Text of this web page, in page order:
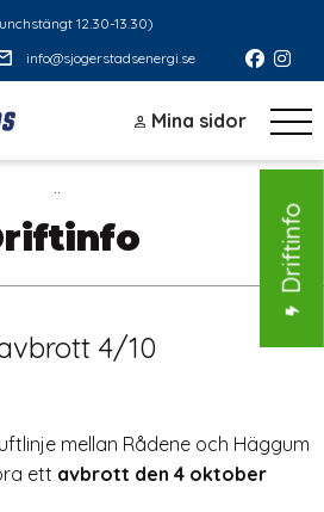
Driftinfo
12.30-13.30)
info@sjogerstadsenergi.se
Mina sidor
¨
4/10
mellan Rådene och Häggum
ett avbrott den 4 oktober